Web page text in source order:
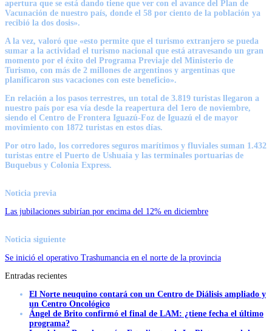
apertura que se está dando tiene que ver con el avance del Plan de
Vacunación de nuestro país, donde el 58 por ciento de la población ya
recibió la dos dosis».
A la vez, valoró que «esto permite que el turismo extranjero se pueda
sumar a la actividad el turismo nacional que está atravesando un gran
momento por el éxito del Programa Previaje del Ministerio de
Turismo, con más de 2 millones de argentinos y argentinas que
planificaron sus vacaciones con este beneficio».
En relación a los pasos terrestres, un total de 3.819 turistas llegaron a
nuestro país por esa vía desde la reapertura del 1ero de noviembre,
siendo el Centro de Frontera Iguazú-Foz de Iguazú el de mayor
movimiento con 1872 turistas en estos días.
Por otro lado, los corredores seguros marítimos y fluviales suman 1.432
turistas entre el Puerto de Ushuaia y las terminales portuarias de
Buquebus y Colonia Express.
Noticia previa
Las jubilaciones subirían por encima del 12% en diciembre
Noticia siguiente
Se inició el operativo Trashumancia en el norte de la provincia
Entradas recientes
El Norte neuquino contará con un Centro de Diálisis ampliado y
un Centro Oncológico
Ángel de Brito confirmó el final de LAM: ¿tiene fecha el último
programa?